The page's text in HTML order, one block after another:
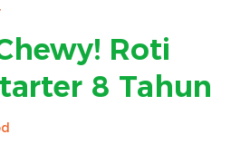
Roti
8 Tahun